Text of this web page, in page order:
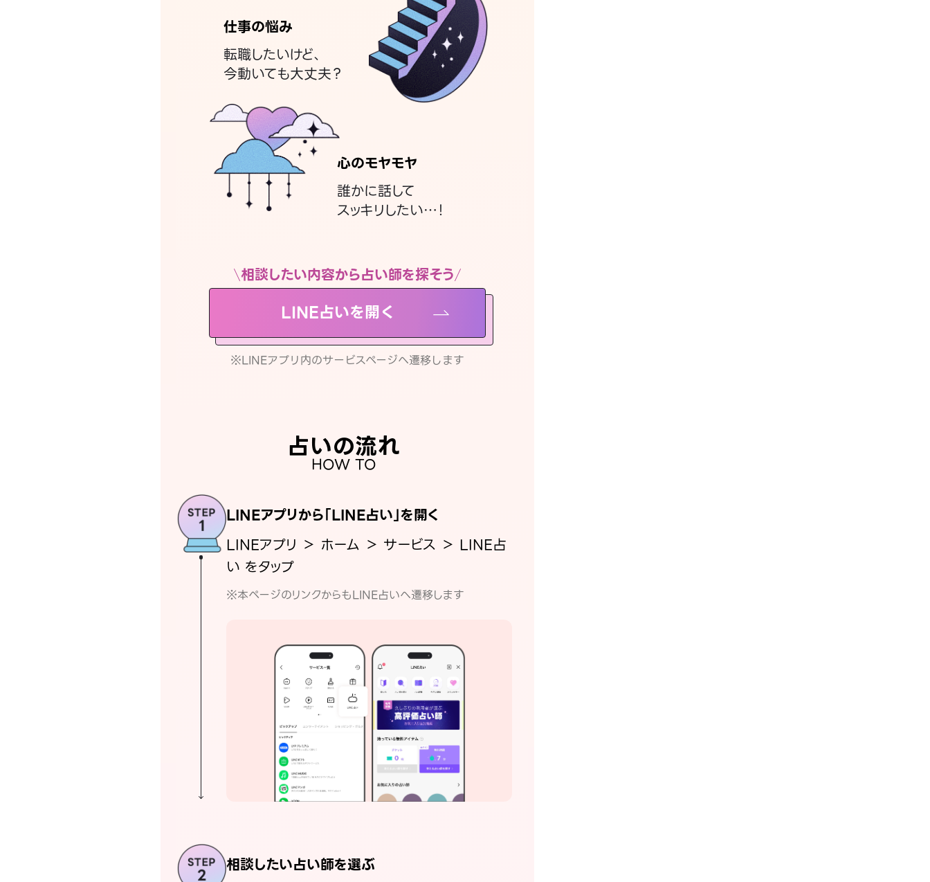
仕事の悩み
転職したいけど、
今動いても大丈夫？
心のモヤモヤ
誰かに話して
スッキリしたい…！
相談したい内容から占い師を探そう
LINE占いを開く
※LINEアプリ内のサービスページへ遷移します
占いの流れ
HOW TO
LINEアプリから「LINE占い」を開く
LINEアプリ ＞ ホーム ＞ サービス ＞ LINE占
い をタップ
※本ページのリンクからもLINE占いへ遷移します
相談したい占い師を選ぶ